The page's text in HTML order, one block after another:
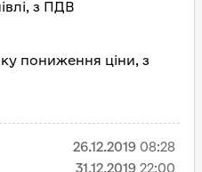
з ПДВ
пониження ціни, з
26.12.2019 08:28
31.12.2019 22:00